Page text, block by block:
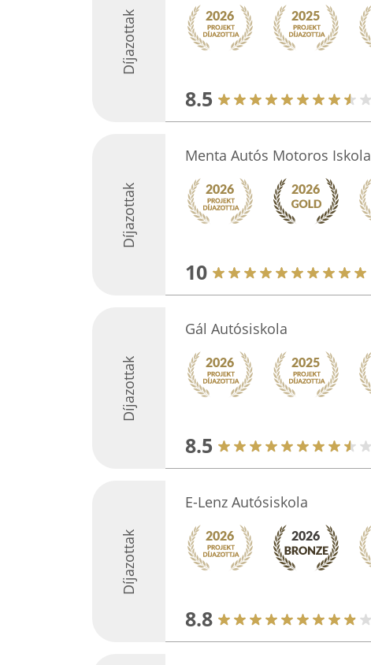
Díjazottak
8.5
Díjazottak
Menta Autós Motoros Iskola
10
Díjazottak
Gál Autósiskola
8.5
Díjazottak
E-Lenz Autósiskola
8.8